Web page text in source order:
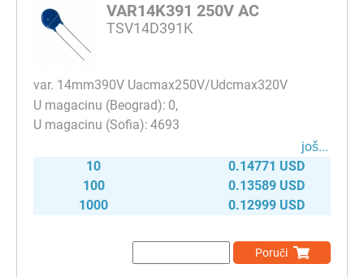
VAR14K391 250V AC
TSV14D391K
var. 14mm390V Uacmax250V/Udcmax320V
0
4693
јоš...
10
0.14771 USD
100
0.13589 USD
1000
0.12999 USD
Poruči